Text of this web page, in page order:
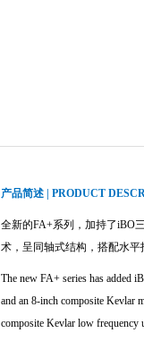
商品详情
产品简述 | PRODUCT
全新的FA+系列，加持了iBO
术，呈同轴式结构，搭配水
The new FA+ series has added
and an 8-inch composite Kevlar
composite Kevlar low frequency